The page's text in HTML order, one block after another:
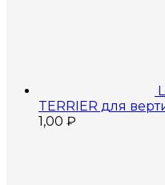
TERRIER для
1,00 ₽